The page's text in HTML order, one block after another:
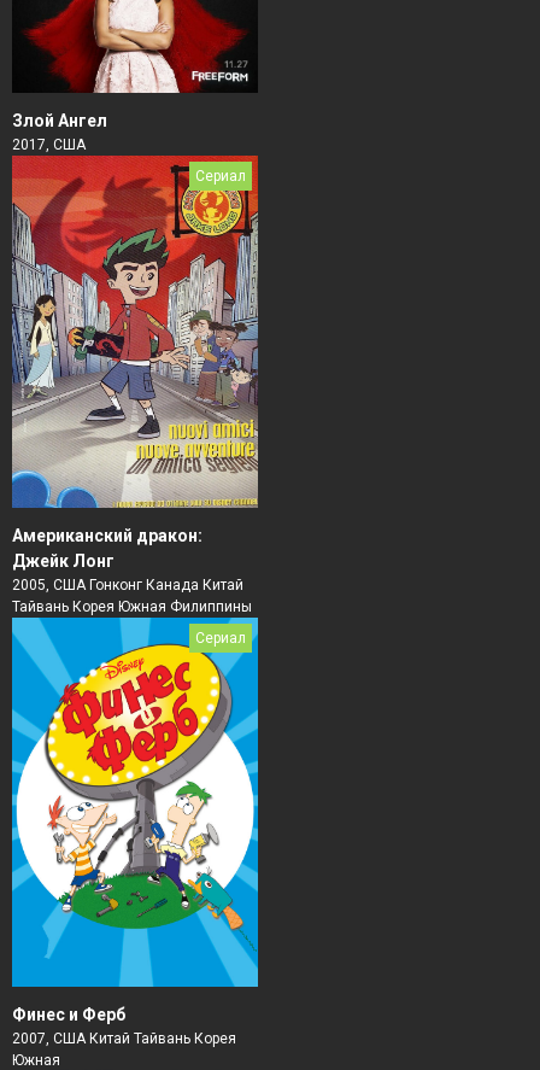
Злой Ангел
2017, США
Сериал
Американский дракон:
Джейк Лонг
2005, США Гонконг Канада Китай
Тайвань Корея Южная Филиппины
Сериал
Финес и Ферб
2007, США Китай Тайвань Корея
Южная